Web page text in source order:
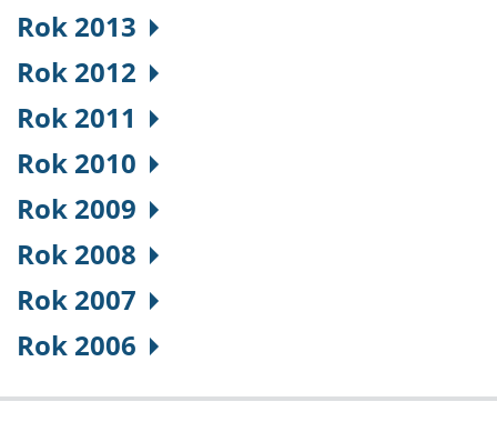
Rok 2013
Rok 2012
Rok 2011
Rok 2010
Rok 2009
Rok 2008
Rok 2007
Rok 2006